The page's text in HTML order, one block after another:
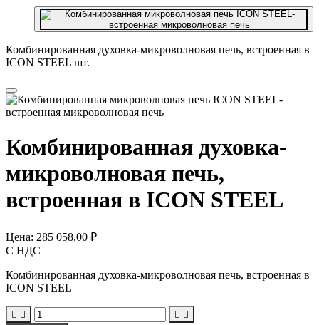
Комбинированная духовка-микроволновая печь, встроенная в
ICON STEEL шт.
Комбинированная духовка-
микроволновая печь,
встроенная в ICON STEEL
Цена: 285 058,00 ₽
С НДС
Комбинированная духовка-микроволновая печь, встроенная в
ICON STEEL
   